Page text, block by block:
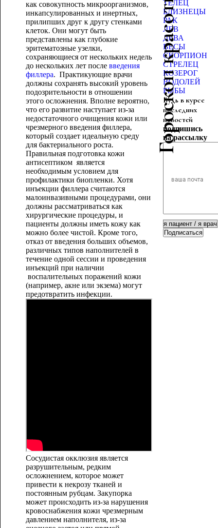
как совокупность микроорганизмов,
инкапсулированных и инертных,
прилипших друг к другу стенками
клеток. Они могут быть
представлены как глубокие
эритематозные узелки,
сохраняющиеся от нескольких недель
до нескольких лет после введения
филлера. Практикующие врачи
должны сохранять высокий уровень
подозрительности в отношении
этого осложнения. Вполне вероятно,
что его развитие наступает из-за
недостаточного очищения кожи или
чрезмерного введения филлера,
который создает идеальную среду
для бактериального роста.
Правильная подготовка кожи
антисептиком является
необходимым условием для
профилактики биопленки. Хотя
инъекции филлера считаются
малоинвазивными процедурами, они
должны рассматриваться как
хирургические процедуры, и
пациенты должны иметь кожу как
можно более чистой. Кроме того,
отказ от введения больших объемов,
различных типов наполнителей в
течение одной сессии и проведения
инъекций при наличии
воспалительных поражений кожи
(например, акне или экзема) могут
предотвратить инфекции.
Сосудистая окклюзия является
разрушительным, редким
осложнением, которое может
привести к некрозу тканей и
постоянным рубцам. Закупорка
может происходить из-за нарушения
кровоснабжения кожи чрезмерным
давлением наполнителя, из-за
Гороскоп красоты
ТЕЛЕЦ
БЛИЗНЕЦЫ
РАК
ЛЕВ
ДЕВА
ВЕСЫ
СКОРПИОН
СТРЕЛЕЦ
КОЗЕРОГ
ВОДОЛЕЙ
РЫБЫ
Будь в курсе
последних
новостей
подпишись
на рассылку
Подписаться